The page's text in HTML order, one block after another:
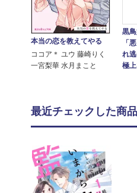
本当の恋を教えてやる
ココア＊ ユウ 藤崎りく
一宮梨華 水月まこと
黒
「
れ
極
最近チェックした商品